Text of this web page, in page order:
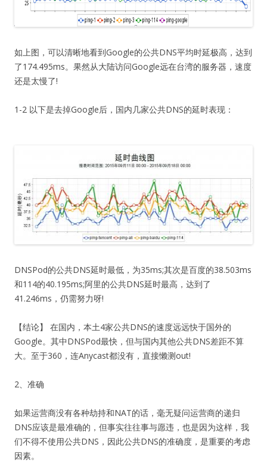
如上图，可以清晰地看到Google的公共DNS平均时延极高，达到
了174.495ms。果然从大陆访问Google远在台湾的服务器，速度
还是太慢了!
1-2 以下是去掉Google后，国内几家公共DNS的延时表现：
DNSPod的公共DNS延时最低，为35ms;其次是百度的38.503ms
和114的40.195ms;阿里的公共DNS延时最高，达到了
41.246ms，仍需努力呀!
【结论】 在国内，本土4家公共DNS的速度远远快于国外的
Google。其中DNSPod最快，但与国内其他公共DNS差距不算
大。至于360，连Anycast都没有，直接懒测out!
2、准确
如果运营商没有各种劫持和NAT的话，毫无疑问运营商的递归
DNS应该是最准确的，但事实往往事与愿违，也是因为这样，我
们不得不使用公共DNS，因此公共DNS的准确度，是重要的考虑
因素。